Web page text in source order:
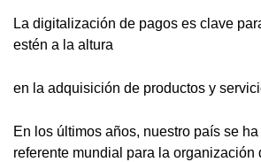
La digitalización de pagos es clave
estén a la altura
en la adquisición de productos y
En los últimos años, nuestro país se
referente mundial para la organización